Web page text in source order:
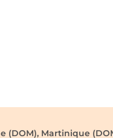
Martinique